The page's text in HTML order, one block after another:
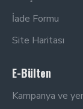
İade Formu
Site Haritası
E-Bülten
Kampanya ve